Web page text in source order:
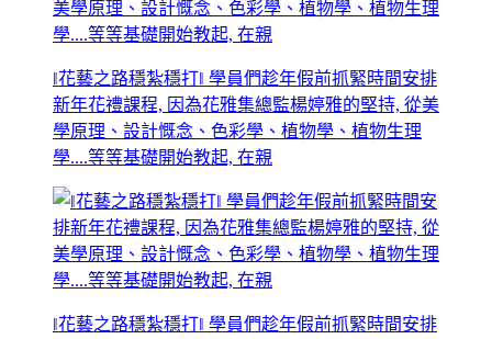
‖花藝之路穩紮穩打‖ 學員們趁年假前抓緊時間安排
新年花禮課程, 因為花雅集總監楊婷雅的堅持, 從美
學原理、設計慨念、色彩學、植物學、植物生理
學....等等基礎開始教起, 在親
‖花藝之路穩紮穩打‖ 學員們趁年假前抓緊時間安排